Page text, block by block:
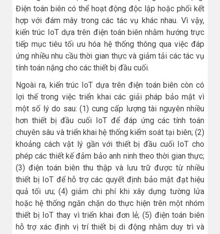
Điện toán biên có thể hoạt động độc lập hoặc phối kết
hợp với đám mây trong các tác vụ khác nhau. Vì vậy,
kiến trúc IoT dựa trên điện toán biên nhằm hướng trực
tiếp mục tiêu tối ưu hóa hệ thống thông qua việc đáp
ứng nhiều nhu cầu thời gian thực và giảm tải các tác vụ
tính toán nặng cho các thiết bị đầu cuối.
Ngoài ra, kiến trúc IoT dựa trên điện toán biên còn có
lợi thế trong việc triển khai các giải pháp bảo mật vì
một số lý do sau: (1) cung cấp lượng tài nguyên nhiều
hơn thiết bị đầu cuối IoT để đáp ứng các tính toán
chuyên sâu và triển khai hệ thống kiểm soát tại biên; (2)
khoảng cách vật lý gần với thiết bị đầu cuối IoT cho
phép các thiết kế đảm bảo anh ninh theo thời gian thực;
(3) điện toán biên thu thập và lưu trữ được từ nhiều
thiết bị IoT để hỗ trợ các quyết định bảo mật đạt hiệu
quả tối ưu; (4) giảm chi phí khi xây dựng tường lửa
hoặc hệ thống ngăn chặn do thực hiện trên một nhóm
thiết bị IoT thay vì triển khai đơn lẻ; (5) điện toán biên
hỗ trợ xác định vị trí thiết bị di động nhằm duy trì và